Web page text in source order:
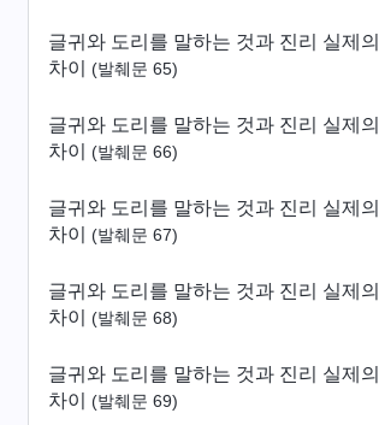
글귀와 도리를 말하는 것과 진리 실제의
차이
(발췌문 65)
글귀와 도리를 말하는 것과 진리 실제의
차이
(발췌문 66)
글귀와 도리를 말하는 것과 진리 실제의
차이
(발췌문 67)
글귀와 도리를 말하는 것과 진리 실제의
차이
(발췌문 68)
글귀와 도리를 말하는 것과 진리 실제의
차이
(발췌문 69)